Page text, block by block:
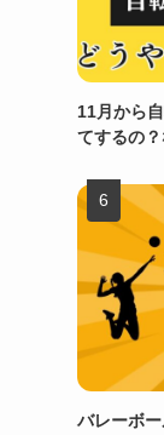
11月から
てするの
バレーボ